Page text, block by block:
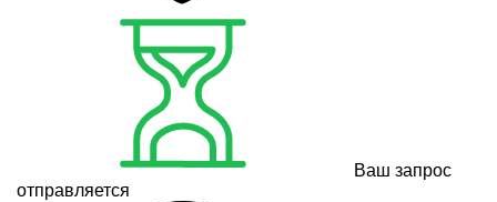
Ваш запрос
отправляется